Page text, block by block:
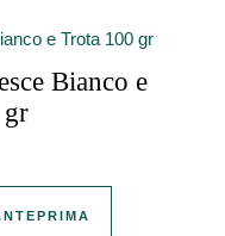
Bianco e
gr